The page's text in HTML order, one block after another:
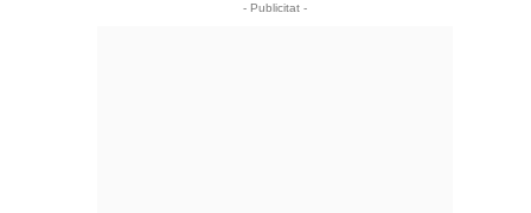
- Publicitat -